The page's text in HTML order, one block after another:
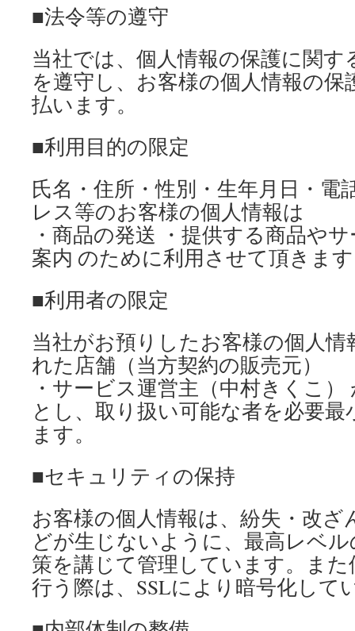
■法令等の遵守
当社では、個人情報の保護に関す
を遵守し、お客様の個人情報の保
払います。
■利用目的の限定
氏名・住所・性別・生年月日・電
レス等のお客様の個人情報は
・商品の発送 ・提供する商品や
案内 のために利用させて頂きま
■利用者の限定
当社がお預りしたお客様の個人情
れた店舗（当方契約の販売元）
・サービス運営主（中村きくこ
とし、取り扱い可能な者を必要
ます。
■セキュリティの保持
お客様の個人情報は、紛失・改ざ
どが生じないように、最高レベ
策を講じて管理しています。ま
行う際は、SSLにより暗号化して